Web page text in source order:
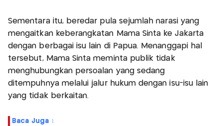
Sementara itu, beredar pula sejumlah narasi yang
mengaitkan keberangkatan Mama Sinta ke Jakarta
dengan berbagai isu lain di Papua. Menanggapi hal
tersebut, Mama Sinta meminta publik tidak
menghubungkan persoalan yang sedang
ditempuhnya melalui jalur hukum dengan isu-isu lain
yang tidak berkaitan.
Baca Juga :